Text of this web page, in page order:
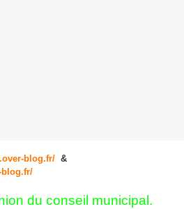
blog.fr/ &
blog.fr/
du conseil municipal.